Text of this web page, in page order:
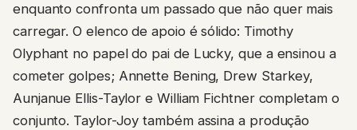
enquanto confronta um passado que não quer mais
carregar. O elenco de apoio é sólido: Timothy
Olyphant no papel do pai de Lucky, que a ensinou a
cometer golpes; Annette Bening, Drew Starkey,
Aunjanue Ellis-Taylor e William Fichtner completam o
conjunto. Taylor-Joy também assina a produção